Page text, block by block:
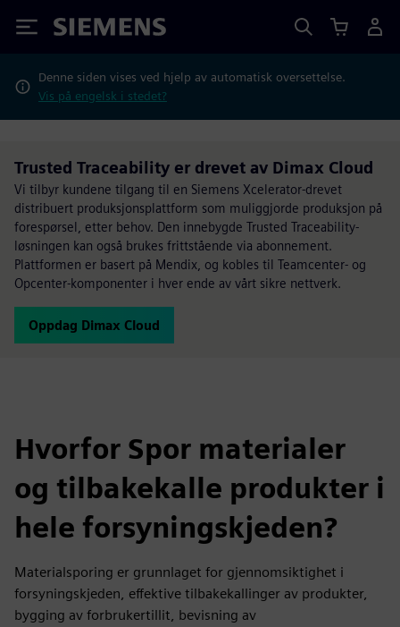
Siemens
Denne siden vises ved hjelp av automatisk oversettelse.
Vis på engelsk i stedet?
Trusted Traceability er drevet av Dimax Cloud
Vi tilbyr kundene tilgang til en Siemens Xcelerator-drevet
distribuert produksjonsplattform som muliggjorde produksjon på
forespørsel, etter behov. Den innebygde Trusted Traceability-
løsningen kan også brukes frittstående via abonnement.
Plattformen er basert på Mendix, og kobles til Teamcenter- og
Opcenter-komponenter i hver ende av vårt sikre nettverk.
Oppdag Dimax Cloud
Hvorfor Spor materialer
og tilbakekalle produkter i
hele forsyningskjeden?
Materialsporing er grunnlaget for gjennomsiktighet i
forsyningskjeden, effektive tilbakekallinger av produkter,
bygging av forbrukertillit, bevisning av